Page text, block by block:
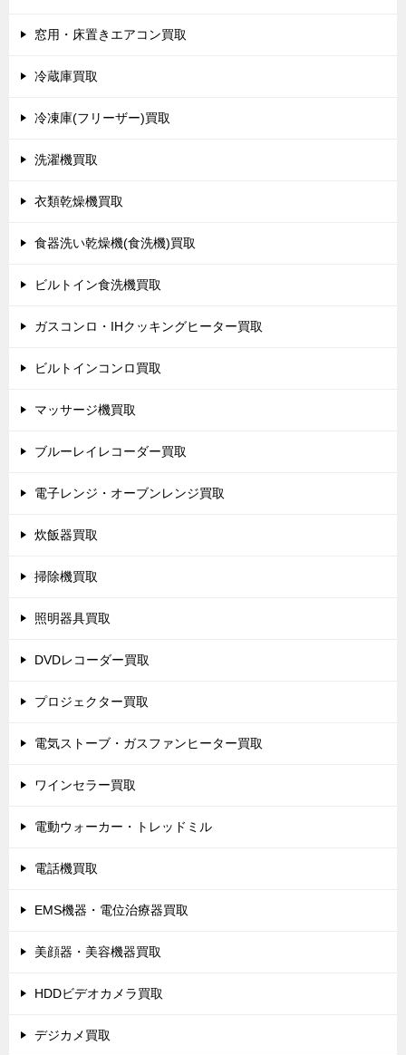
窓用・床置きエアコン買取
冷蔵庫買取
冷凍庫(フリーザー)買取
洗濯機買取
衣類乾燥機買取
食器洗い乾燥機(食洗機)買取
ビルトイン食洗機買取
ガスコンロ・IHクッキングヒーター買取
ビルトインコンロ買取
マッサージ機買取
ブルーレイレコーダー買取
電子レンジ・オーブンレンジ買取
炊飯器買取
掃除機買取
照明器具買取
DVDレコーダー買取
プロジェクター買取
電気ストーブ・ガスファンヒーター買取
ワインセラー買取
電動ウォーカー・トレッドミル
電話機買取
EMS機器・電位治療器買取
美顔器・美容機器買取
HDDビデオカメラ買取
デジカメ買取